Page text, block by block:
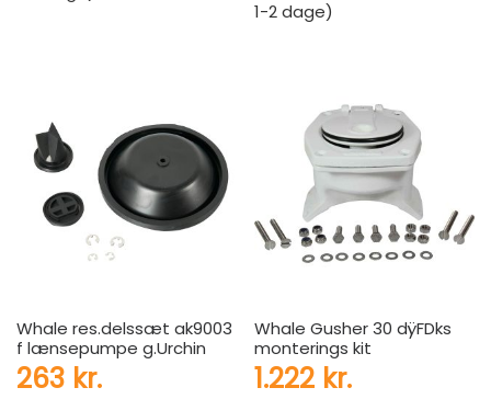
1-2 dage)
Whale res.delssæt ak9003
f lænsepumpe g.Urchin
263 kr.
Whale Gusher 30 dÿFDks
monterings kit
1.222 kr.